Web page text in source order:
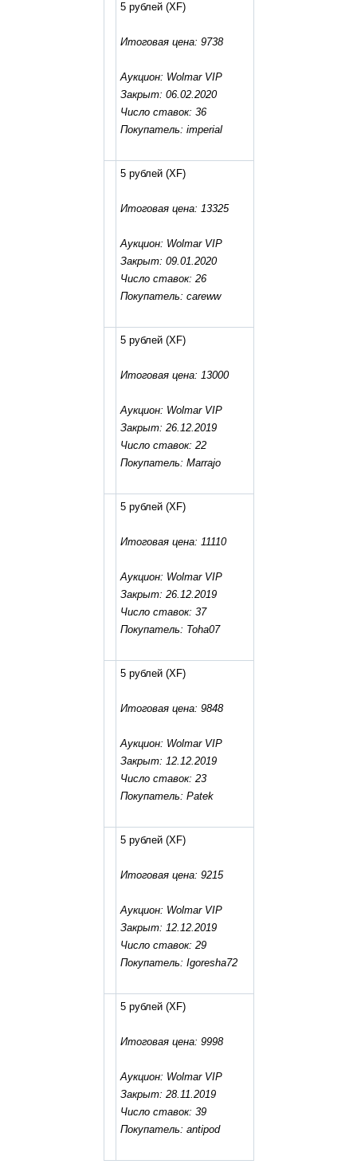
5 рублей(XF)
Итоговая цена: 9738
Аукцион: Wolmar VIP
Закрыт: 06.02.2020
Число ставок: 36
Покупатель: imperial
5 рублей(XF)
Итоговая цена: 13325
Аукцион: Wolmar VIP
Закрыт: 09.01.2020
Число ставок: 26
Покупатель: careww
5 рублей(XF)
Итоговая цена: 13000
Аукцион: Wolmar VIP
Закрыт: 26.12.2019
Число ставок: 22
Покупатель: Marrajo
5 рублей(XF)
Итоговая цена: 11110
Аукцион: Wolmar VIP
Закрыт: 26.12.2019
Число ставок: 37
Покупатель: Toha07
5 рублей(XF)
Итоговая цена: 9848
Аукцион: Wolmar VIP
Закрыт: 12.12.2019
Число ставок: 23
Покупатель: Patek
5 рублей(XF)
Итоговая цена: 9215
Аукцион: Wolmar VIP
Закрыт: 12.12.2019
Число ставок: 29
Покупатель: Igoresha72
5 рублей(XF)
Итоговая цена: 9998
Аукцион: Wolmar VIP
Закрыт: 28.11.2019
Число ставок: 39
Покупатель: antipod